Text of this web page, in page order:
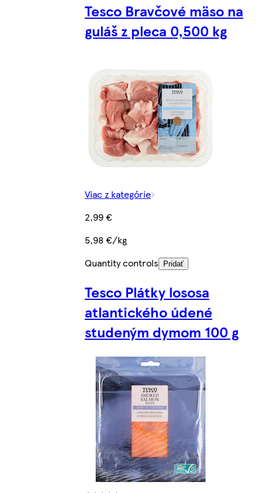
Tesco Bravčové mäso na
guláš z pleca 0,500 kg
Viac z kategórie
2,99 €
5,98 €/kg
Quantity controls
Pridať
Tesco Plátky lososa
atlantického údené
studeným dymom 100 g